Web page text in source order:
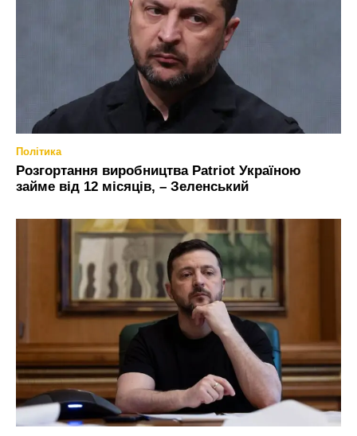
Політика
Розгортання виробництва Patriot Україною
займе від 12 місяців, – Зеленський